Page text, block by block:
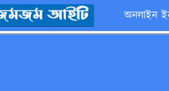
অনলাইন